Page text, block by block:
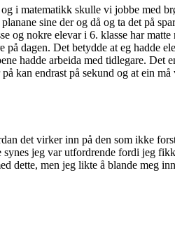
i matematikk skulle vi jobbe med
sine der og då og ta det på
og nokre elevar i 6. klasse har
dagen. Det betydde at eg hadde
hadde arbeida med tidlegare. Det
kan endrast på sekund og at ein
det virker inn på den som ikke
jeg var utfordrende fordi jeg
dette, men jeg likte å blande meg